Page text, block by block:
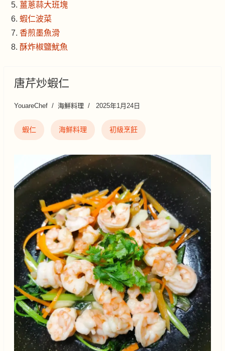
薑蔥蒜大班塊
蝦仁波菜
香煎墨魚滑
酥炸椒鹽魷魚
唐芹炒蝦仁
YouareChef 海鮮料理 2025年1月24日
蝦仁 海鮮料理 初級烹飪